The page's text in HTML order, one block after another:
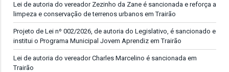
Lei de autoria do vereador Zezinho da Zane é sancionada e reforça a
limpeza e conservação de terrenos urbanos em Trairão
Projeto de Lei nº 002/2026, de autoria do Legislativo, é sancionado e
institui o Programa Municipal Jovem Aprendiz em Trairão
Lei de autoria do vereador Charles Marcelino é sancionada em
Trairão